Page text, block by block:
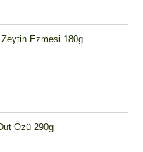
Ezmesi 180g
Özü 290g